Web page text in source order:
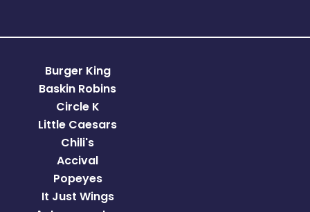
Burger King
Baskin Robins
Circle K
Little Caesars
Chili's
Accival
Popeyes
It Just Wings